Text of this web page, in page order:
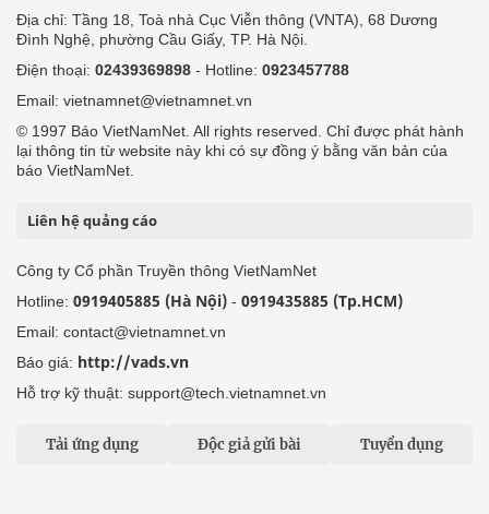
Địa chỉ: Tầng 18, Toà nhà Cục Viễn thông (VNTA), 68 Dương
Đình Nghệ, phường Cầu Giấy, TP. Hà Nội.
Điện thoại: 02439369898 - Hotline: 0923457788
Email: vietnamnet@vietnamnet.vn
© 1997 Báo VietNamNet. All rights reserved. Chỉ được phát hành
lại thông tin từ website này khi có sự đồng ý bằng văn bản của
báo VietNamNet.
Liên hệ quảng cáo
Công ty Cổ phần Truyền thông VietNamNet
Hotline: 0919405885 (Hà Nội) - 0919435885 (Tp.HCM)
Email: contact@vietnamnet.vn
Báo giá: http://vads.vn
Hỗ trợ kỹ thuật: support@tech.vietnamnet.vn
Tải ứng dụng Độc giả gửi bài Tuyển dụng